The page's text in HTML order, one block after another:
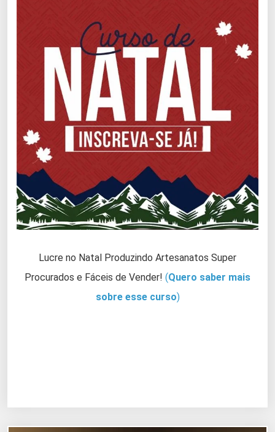
Lucre no Natal Produzindo Artesanatos Super
Procurados e Fáceis de Vender! (Quero saber mais
sobre esse curso)